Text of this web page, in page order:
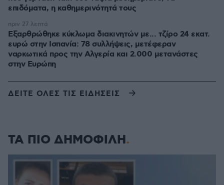
επιδόματα, η καθημερινότητά τους
Εξαρθρώθηκε κύκλωμα διακινητών με... τζίρο 24 εκατ.
ευρώ στην Ισπανία: 78 συλλήψεις, μετέφεραν
ναρκωτικά προς την Αλγερία και 2.000 μετανάστες
στην Ευρώπη
πριν 27 λεπτά
ΔΕΙΤΕ ΟΛΕΣ ΤΙΣ ΕΙΔΗΣΕΙΣ
ΤΑ ΠΙΟ ΔΗΜΟΦΙΛΗ